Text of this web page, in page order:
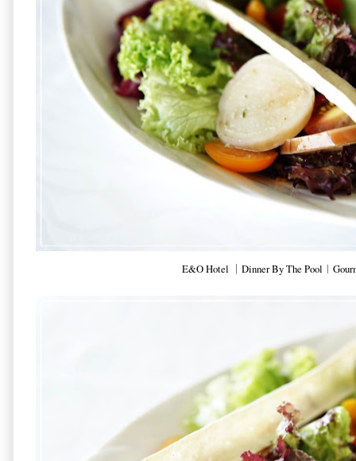
E&O Hotel ｜Dinner By The